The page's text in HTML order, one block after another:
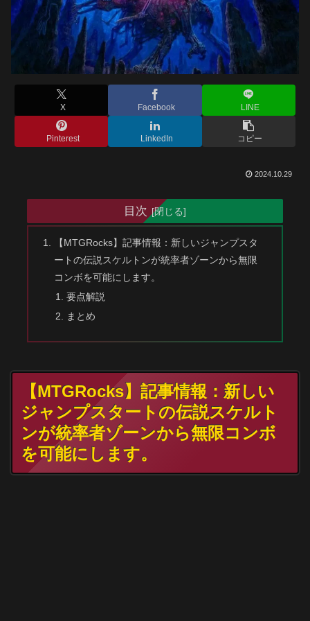
X Facebook LINE
Pinterest LinkedIn コピー
2024.10.29
目次
【MTGRocks】記事情報：新しいジャンプスタ
ートの伝説スケルトンが統率者ゾーンから無限
コンボを可能にします。
要点解説
まとめ
【MTGRocks】記事情報：新しい
ジャンプスタートの伝説スケルト
ンが統率者ゾーンから無限コンボ
を可能にします。